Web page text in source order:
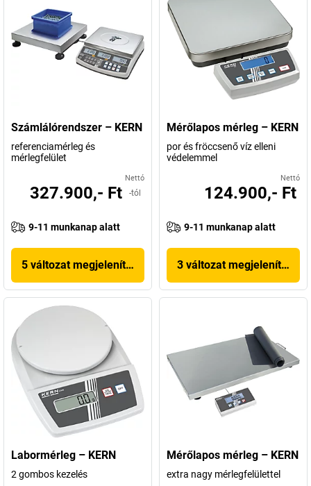
Számlálórendszer – KERN
referenciamérleg és
mérlegfelület
Nettó
327.900,- Ft -tól
9-11 munkanap alatt
5 változat megjelenítése
Mérőlapos mérleg – KERN
por és fröccsenő víz elleni
védelemmel
Nettó
124.900,- Ft
9-11 munkanap alatt
3 változat megjelenítése
Labormérleg – KERN
2 gombos kezelés
Mérőlapos mérleg – KERN
extra nagy mérlegfelülettel